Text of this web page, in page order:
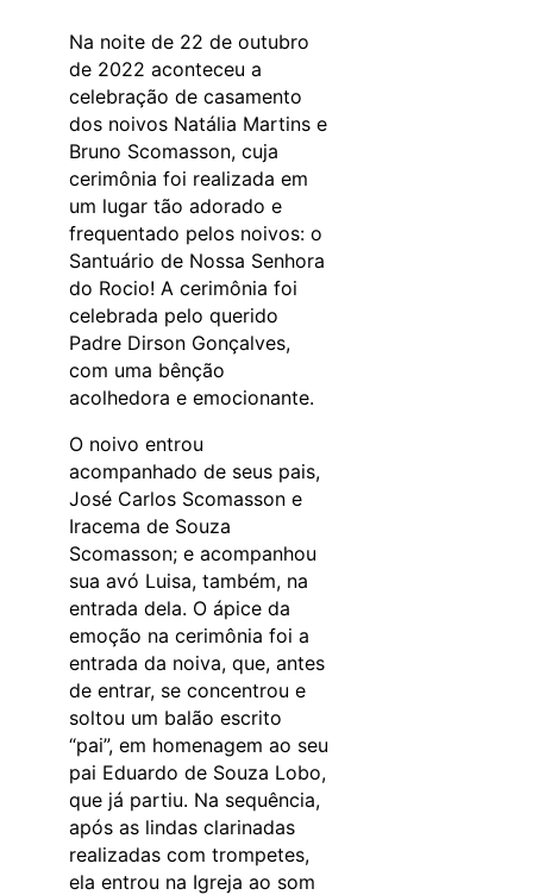
Na noite de 22 de outubro
de 2022 aconteceu a
celebração de casamento
dos noivos Natália Martins e
Bruno Scomasson, cuja
cerimônia foi realizada em
um lugar tão adorado e
frequentado pelos noivos: o
Santuário de Nossa Senhora
do Rocio! A cerimônia foi
celebrada pelo querido
Padre Dirson Gonçalves,
com uma bênção
acolhedora e emocionante.
O noivo entrou
acompanhado de seus pais,
José Carlos Scomasson e
Iracema de Souza
Scomasson; e acompanhou
sua avó Luisa, também, na
entrada dela. O ápice da
emoção na cerimônia foi a
entrada da noiva, que, antes
de entrar, se concentrou e
soltou um balão escrito
“pai”, em homenagem ao seu
pai Eduardo de Souza Lobo,
que já partiu. Na sequência,
após as lindas clarinadas
realizadas com trompetes,
ela entrou na Igreja ao som